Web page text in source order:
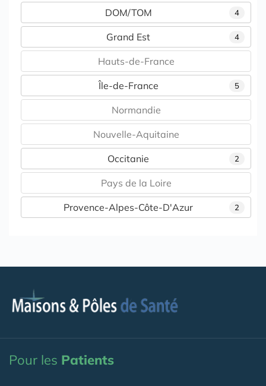
4
DOM/TOM
4
Grand Est
Hauts-de-France
5
Île-de-France
Normandie
Nouvelle-Aquitaine
2
Occitanie
Pays de la Loire
2
Provence-Alpes-Côte-D'Azur
Pour les Patients